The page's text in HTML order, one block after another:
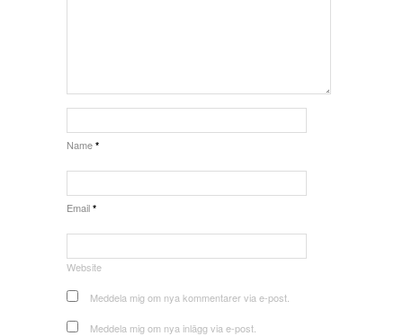
Name *
Email *
Website
Meddela mig om nya kommentarer via e-post.
Meddela mig om nya inlägg via e-post.